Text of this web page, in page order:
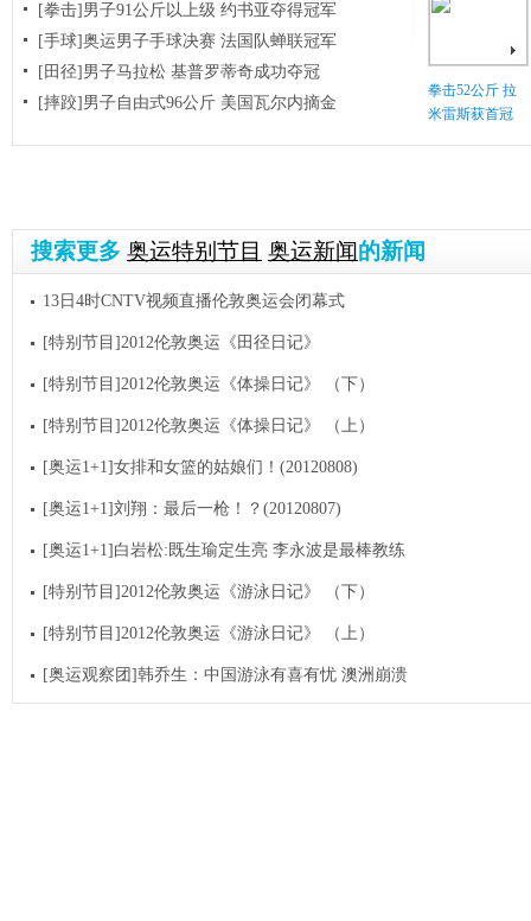
[拳击]男子91公斤以上级 约书亚夺得冠军
[手球]奥运男子手球决赛 法国队蝉联冠军
[田径]男子马拉松 基普罗蒂奇成功夺冠
[摔跤]男子自由式96公斤 美国瓦尔内摘金
拳击52公斤 拉
米雷斯获首冠
搜索更多 奥运特别节目 奥运新闻的新闻
13日4时CNTV视频直播伦敦奥运会闭幕式
[特别节目]2012伦敦奥运《田径日记》
[特别节目]2012伦敦奥运《体操日记》 （下）
[特别节目]2012伦敦奥运《体操日记》 （上）
[奥运1+1]女排和女篮的姑娘们！(20120808)
[奥运1+1]刘翔：最后一枪！？(20120807)
[奥运1+1]白岩松:既生瑜定生亮 李永波是最棒教练
[特别节目]2012伦敦奥运《游泳日记》 （下）
[特别节目]2012伦敦奥运《游泳日记》 （上）
[奥运观察团]韩乔生：中国游泳有喜有忧 澳洲崩溃